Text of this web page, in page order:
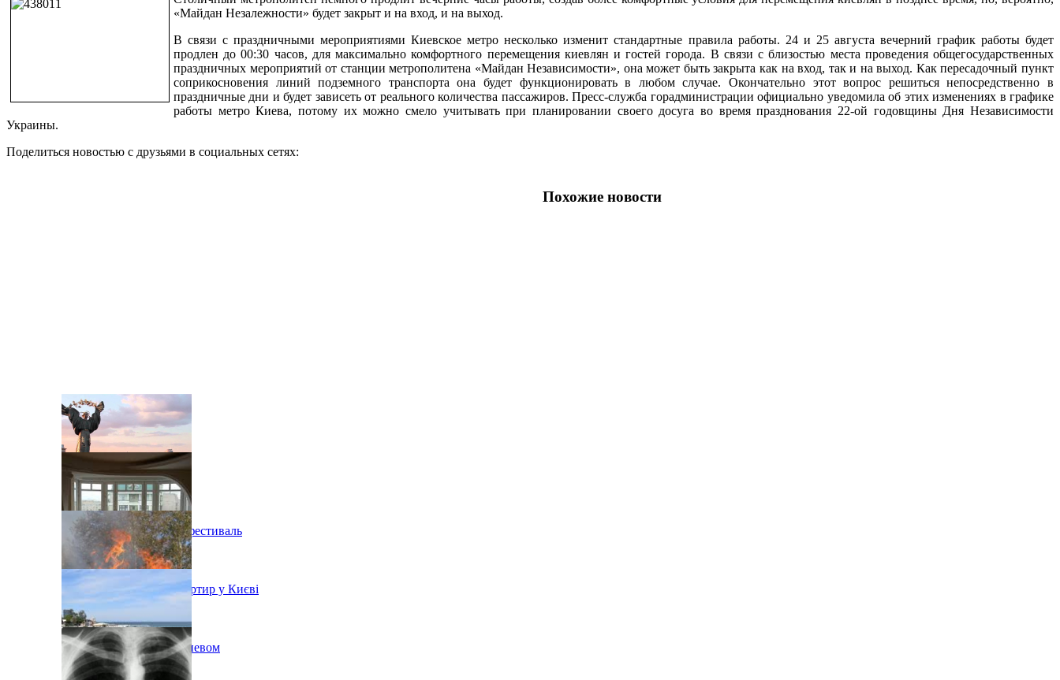
«Майдан Незалежности» будет закрыт и на вход, и на выход.
В связи с праздничными мероприятиями Киевское метро несколько изменит стандартные правила работы. 24 и 25 августа вечерний график работы будет
продлен до 00:30 часов, для максимально комфортного перемещения киевлян и гостей города. В связи с близостью места проведения общегосударственных
праздничных мероприятий от станции метрополитена «Майдан Независимости», она может быть закрыта как на вход, так и на выход. Как пересадочный пункт
соприкосновения линий подземного транспорта она будет функционировать в любом случае. Окончательно этот вопрос решиться непосредственно в
праздничные дни и будет зависеть от реального количества пассажиров. Пресс-служба горадминистрации официально уведомила об этих изменениях в графике
работы метро Киева, потому их можно смело учитывать при планировании своего досуга во время празднования 22-ой годовщины Дня Независимости
Украины.
Поделиться новостью с друзьями в социальных сетях:
Похожие новости
В Киеве состоится эко-фестиваль
Ситуація з орендою квартир у Києві
Пожар на свалке под Киевом